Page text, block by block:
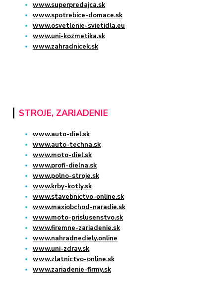
www.superpredajca.sk
www.spotrebice-domace.sk
www.osvetlenie-svietidla.eu
www.uni-kozmetika.sk
www.zahradnicek.sk
STROJE, ZARIADENIE
www.auto-diel.sk
www.auto-techna.sk
www.moto-diel.sk
www.profi-dielna.sk
www.polno-stroje.sk
www.krby-kotly.sk
www.stavebnictvo-online.sk
www.maxiobchod-naradie.sk
www.moto-prislusenstvo.sk
www.firemne-zariadenie.sk
www.nahradnediely.online
www.uni-zdrav.sk
www.zlatnictvo-online.sk
www.zariadenie-firmy.sk